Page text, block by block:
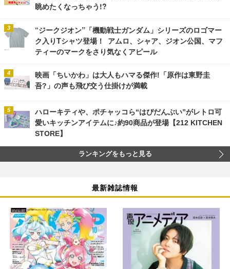
眺めたくなっちゃう!?
“ジークジオン”「機動戦士ガンダム」シリーズのロゴマー
ク入りTシャツ登場！ アムロ、シャア、ジオン公国、マフ
ティーのマークをさり気なくアピール
映画「ちいかわ」は大人もハマる傑作!「原作は東野圭
吾?」の声も飛び交う仕掛けが満載
ハローキティや、ポチャッコら“はぴだんぶい”がレトロ可
愛いキッチンアイテムに♪約90商品が登場【212 KITCHEN
STORE】
ランキングをもっと見る
最新雑誌情報